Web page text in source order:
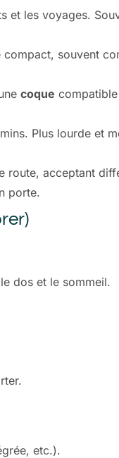
les voyages.
souvent
coque
Plus lourde et
acceptant
porte.
dos et le sommeil.
etc.).